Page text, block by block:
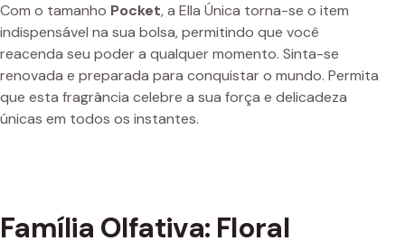
Com o tamanho Pocket, a Ella Única torna-se o item
indispensável na sua bolsa, permitindo que você
reacenda seu poder a qualquer momento. Sinta-se
renovada e preparada para conquistar o mundo. Permita
que esta fragrância celebre a sua força e delicadeza
únicas em todos os instantes.
Família Olfativa: Floral